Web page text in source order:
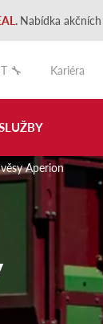
. Nabídka
🔧 Kariéra
Aperion